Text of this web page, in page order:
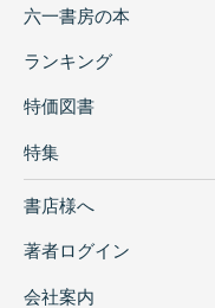
六一書房の本
ランキング
特価図書
特集
書店様へ
著者ログイン
会社案内